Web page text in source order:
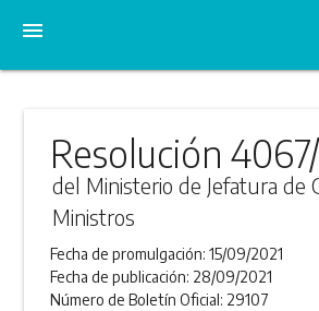
menu
Resolución
del Ministerio de Jefatura de
Ministros
Fecha de promulgación:15/09/2021
Fecha de publicación: 28/09/2021
Número de Boletín Oficial: 29107